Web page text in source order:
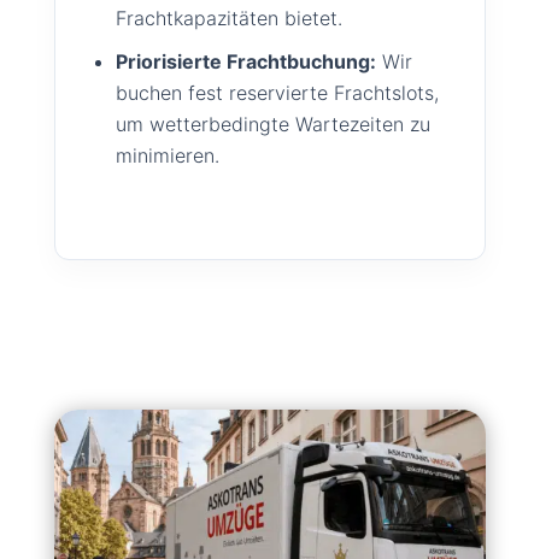
Frachtkapazitäten bietet.
Priorisierte Frachtbuchung: Wir
buchen fest reservierte Frachtslots,
um wetterbedingte Wartezeiten zu
minimieren.